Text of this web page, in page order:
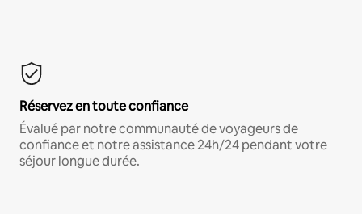
Réservez en toute confiance
Évalué par notre communauté de voyageurs de
confiance et notre assistance 24h/24 pendant votre
séjour longue durée.